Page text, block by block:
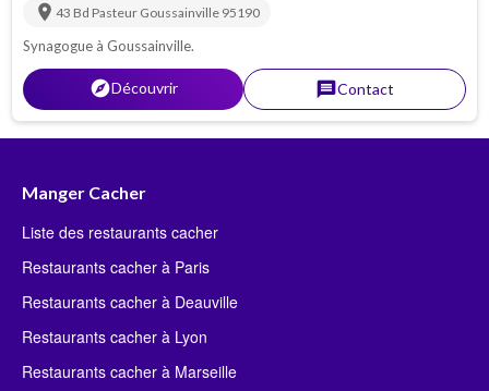
location_on 43 Bd Pasteur Goussainville 95190
Synagogue à Goussainville.
explorerDécouvrir messageContact
Manger Cacher
Liste des restaurants cacher
Restaurants cacher à Paris
Restaurants cacher à Deauville
Restaurants cacher à Lyon
Restaurants cacher à Marseille